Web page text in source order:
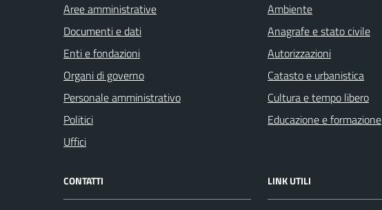
Aree amministrative
Documenti e dati
Enti e fondazioni
Organi di governo
Personale amministrativo
Politici
Uffici
Ambiente
Anagrafe e stato civile
Autorizzazioni
Catasto e urbanistica
Cultura e tempo libero
Educazione e formazione
CONTATTI LINK UTILI